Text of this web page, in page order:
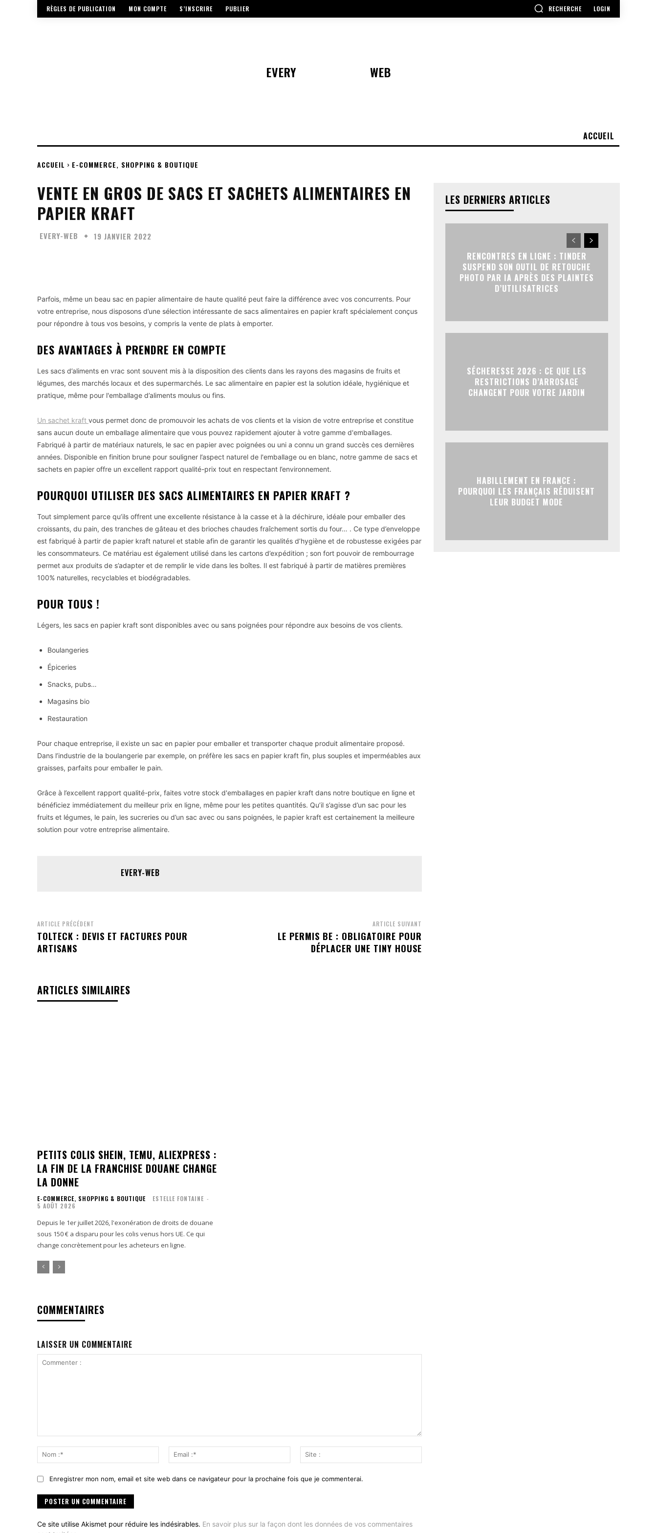
RÈGLES DE PUBLICATION MON COMPTE S’INSCRIRE PUBLIER RECHERCHE LOGIN
EVERY WEB
ACCUEIL
ACCUEIL E-COMMERCE, SHOPPING & BOUTIQUE
VENTE EN GROS DE SACS ET SACHETS ALIMENTAIRES EN
PAPIER KRAFT
EVERY-WEB 19 JANVIER 2022
Parfois, même un beau sac en papier alimentaire de haute qualité peut faire la différence avec vos concurrents. Pour
votre entreprise, nous disposons d’une sélection intéressante de sacs alimentaires en papier kraft spécialement conçus
pour répondre à tous vos besoins, y compris la vente de plats à emporter.
DES AVANTAGES À PRENDRE EN COMPTE
Les sacs d’aliments en vrac sont souvent mis à la disposition des clients dans les rayons des magasins de fruits et
légumes, des marchés locaux et des supermarchés. Le sac alimentaire en papier est la solution idéale, hygiénique et
pratique, même pour l'emballage d’aliments moulus ou fins.
Un sachet kraft vous permet donc de promouvoir les achats de vos clients et la vision de votre entreprise et constitue
sans aucun doute un emballage alimentaire que vous pouvez rapidement ajouter à votre gamme d'emballages.
Fabriqué à partir de matériaux naturels, le sac en papier avec poignées ou uni a connu un grand succès ces dernières
années. Disponible en finition brune pour souligner l’aspect naturel de l'emballage ou en blanc, notre gamme de sacs et
sachets en papier offre un excellent rapport qualité-prix tout en respectant l’environnement.
POURQUOI UTILISER DES SACS ALIMENTAIRES EN PAPIER KRAFT ?
Tout simplement parce qu’ils offrent une excellente résistance à la casse et à la déchirure, idéale pour emballer des
croissants, du pain, des tranches de gâteau et des brioches chaudes fraîchement sortis du four… . Ce type d’enveloppe
est fabriqué à partir de papier kraft naturel et stable afin de garantir les qualités d’hygiène et de robustesse exigées par
les consommateurs. Ce matériau est également utilisé dans les cartons d’expédition ; son fort pouvoir de rembourrage
permet aux produits de s’adapter et de remplir le vide dans les boîtes. Il est fabriqué à partir de matières premières
100% naturelles, recyclables et biodégradables.
POUR TOUS !
Légers, les sacs en papier kraft sont disponibles avec ou sans poignées pour répondre aux besoins de vos clients.
Boulangeries
Épiceries
Snacks, pubs…
Magasins bio
Restauration
Pour chaque entreprise, il existe un sac en papier pour emballer et transporter chaque produit alimentaire proposé.
Dans l’industrie de la boulangerie par exemple, on préfère les sacs en papier kraft fin, plus souples et imperméables aux
graisses, parfaits pour emballer le pain.
Grâce à l’excellent rapport qualité-prix, faites votre stock d'emballages en papier kraft dans notre boutique en ligne et
bénéficiez immédiatement du meilleur prix en ligne, même pour les petites quantités. Qu’il s’agisse d’un sac pour les
fruits et légumes, le pain, les sucreries ou d’un sac avec ou sans poignées, le papier kraft est certainement la meilleure
solution pour votre entreprise alimentaire.
EVERY-WEB
ARTICLE PRÉCÉDENT
TOLTECK : DEVIS ET FACTURES POUR
ARTISANS
ARTICLE SUIVANT
LE PERMIS BE : OBLIGATOIRE POUR
DÉPLACER UNE TINY HOUSE
ARTICLES SIMILAIRES
PETITS COLIS SHEIN, TEMU, ALIEXPRESS :
LA FIN DE LA FRANCHISE DOUANE CHANGE
LA DONNE
E-COMMERCE, SHOPPING & BOUTIQUE ESTELLE FONTAINE -
5 AOÛT 2026
Depuis le 1er juillet 2026, l'exonération de droits de douane
sous 150 € a disparu pour les colis venus hors UE. Ce qui
change concrètement pour les acheteurs en ligne.
COMMENTAIRES
LAISSER UN COMMENTAIRE
:*
Email
:*
:
Enregistrer mon nom, email et site web dans ce navigateur pour la prochaine fois que je commenterai.
Ce site utilise Akismet pour réduire les indésirables. En savoir plus sur la façon dont les données de vos commentaires
LES DERNIERS ARTICLES
RENCONTRES EN LIGNE : TINDER
SUSPEND SON OUTIL DE RETOUCHE
PHOTO PAR IA APRÈS DES PLAINTES
D’UTILISATRICES
SÉCHERESSE 2026 : CE QUE LES
RESTRICTIONS D’ARROSAGE
CHANGENT POUR VOTRE JARDIN
HABILLEMENT EN FRANCE :
POURQUOI LES FRANÇAIS RÉDUISENT
LEUR BUDGET MODE